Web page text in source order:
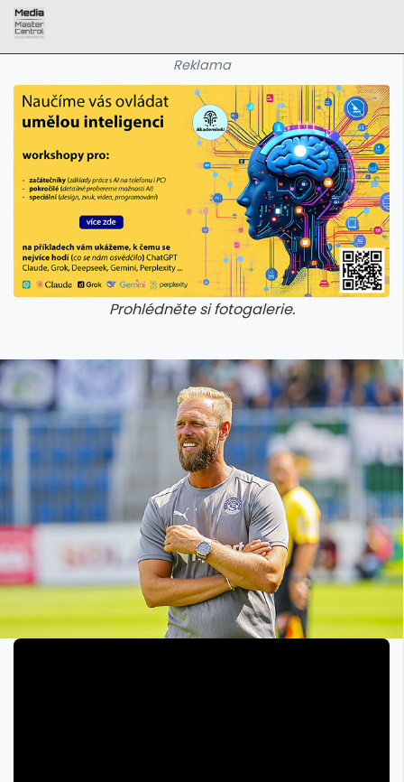
Reklama
Prohlédněte si fotogalerie.